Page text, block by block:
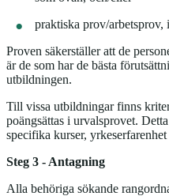
praktiska prov/
Proven säkerställer att de
är de som har de bästa
utbildningen.
Till vissa utbildningar finns
poängsättas i urvalsprovet.
specifika kurser,
Steg 3 - Antagning
Alla behöriga sökande